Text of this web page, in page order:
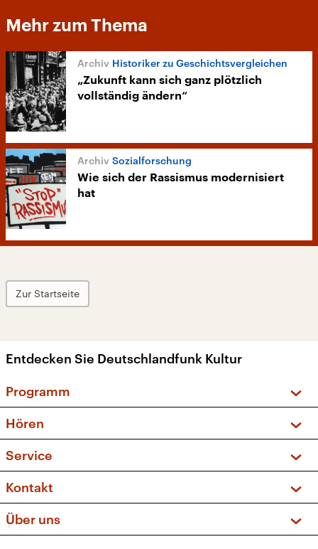
Mehr zum Thema
Historiker zu Geschichtsvergleichen
„Zukunft kann sich ganz plötzlich
vollständig ändern“
Sozialforschung
Wie sich der Rassismus modernisiert
hat
Zur Startseite
Entdecken Sie Deutschlandfunk Kultur
Programm
Sendungen und Podcasts
Musikliste
Kakadu – Das Kinderprogramm
Hören
Frequenzen (UKW + DAB+)
Service
FAQ
Apps
Newsletter
Kontakt
Social Media
Über uns